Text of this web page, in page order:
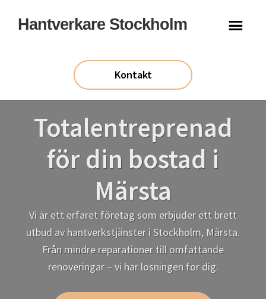
Hantverkare Stockholm
Kontakt
Totalentreprenad
för din bostad i
Märsta
Vi är ett erfaret företag som erbjuder ett brett
utbud av hantverkstjänster i Stockholm, Märsta.
Från mindre reparationer till omfattande
renoveringar – vi har lösningen för dig.